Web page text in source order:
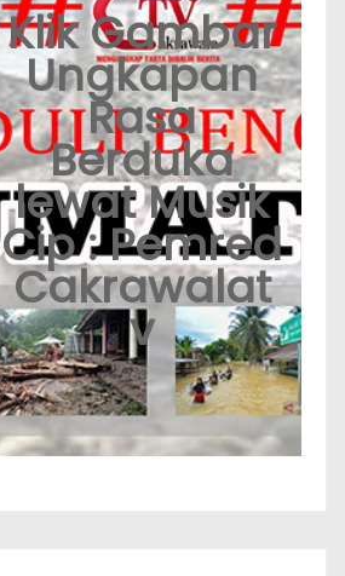
Klik Gambar
Ungkapan
Rasa
Berduka
lewat Musik
Cip : Pemred
Cakrawalat
v